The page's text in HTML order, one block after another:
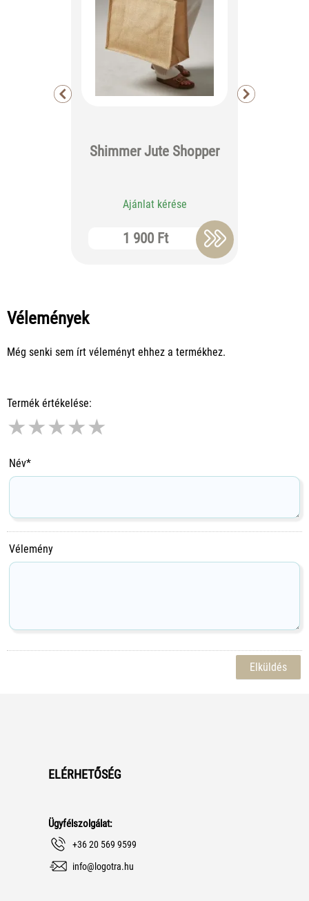
Shimmer Jute Shopper
Ajánlat kérése
1 900 Ft
Vélemények
Még senki sem írt véleményt ehhez a termékhez.
Termék értékelése:
★★★★★
Név*
Vélemény
ELÉRHETŐSÉG
Ügyfélszolgálat:
+36 20 569 9599
info@logotra.hu